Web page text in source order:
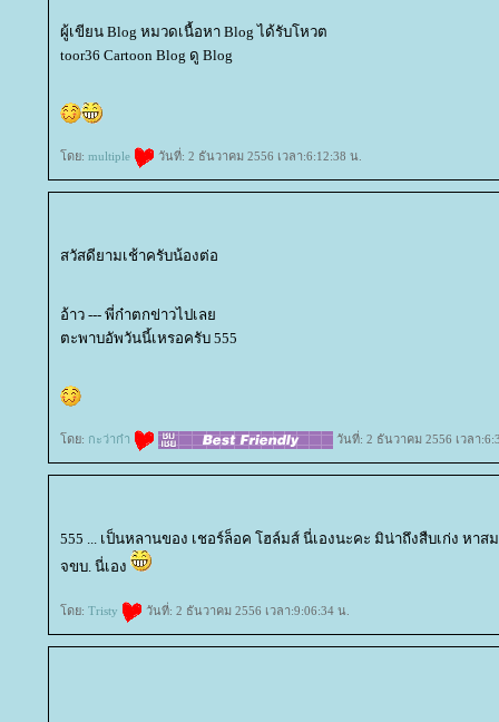
ผู้เขียน Blog หมวดเนื้อหา Blog ได้รับโหวต
toor36 Cartoon Blog ดู Blog
ดย: multiple วันที่: 2 ธันวาคม 2556 เวลา:6:12:38 น.
สวัสดียามเช้าครับน้องต่อ
อ้าว --- พี่ก๋าตกข่าวไปเล
ตะพาบอัพวันนี้เหรอครับ 555
ดย: กะว่าก๋า วันที่: 2 ธันวาคม 2556 เวลา
555 ... เป็นหลานของ เชอร์ล็อค โฮล์มส์ นี่เองนะคะ มิน่าถึงสืบเก่ง หา
จขบ. นี่เอง
ดย: Tristy วันที่: 2 ธันวาคม 2556 เวลา:9:06:34 น.